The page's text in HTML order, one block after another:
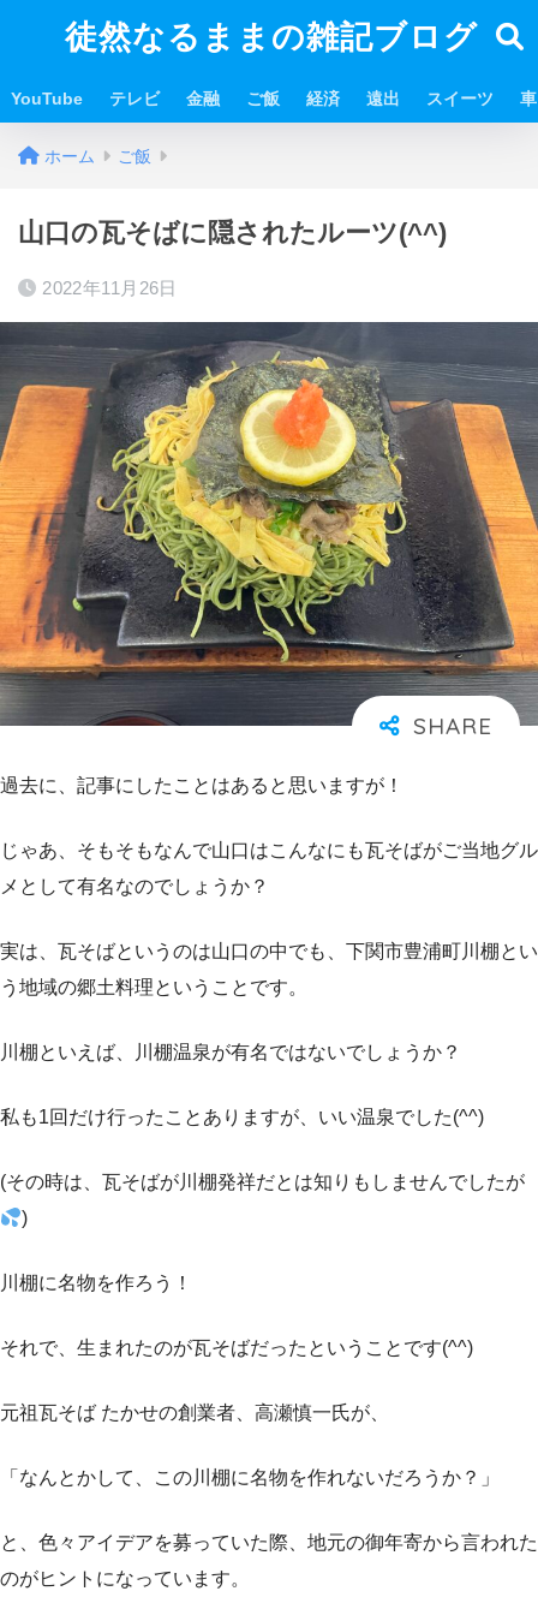
徒然なるままの雑記ブログ
YouTube テレビ 金融 ご飯 経済 遠出 スイーツ 車
ホーム ご飯
山口の瓦そばに隠されたルーツ(^^)
2022年11月26日
過去に、記事にしたことはあると思いますが！
じゃあ、そもそもなんで山口はこんなにも瓦そばがご当地グル
メとして有名なのでしょうか？
実は、瓦そばというのは山口の中でも、下関市豊浦町川棚とい
う地域の郷土料理ということです。
川棚といえば、川棚温泉が有名ではないでしょうか？
私も1回だけ行ったことありますが、いい温泉でした(^^)
(その時は、瓦そばが川棚発祥だとは知りもしませんでしたが
)
川棚に名物を作ろう！
それで、生まれたのが瓦そばだったということです(^^)
元祖瓦そば たかせの創業者、高瀬慎一氏が、
「なんとかして、この川棚に名物を作れないだろうか？」
と、色々アイデアを募っていた際、地元の御年寄から言われた
のがヒントになっています。